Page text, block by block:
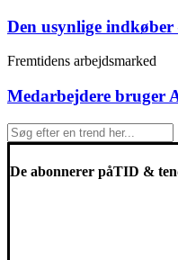
Den usynlige
Fremtidens arbejdsmarked
Medarbejdere bruger
De abonnerer påTID &